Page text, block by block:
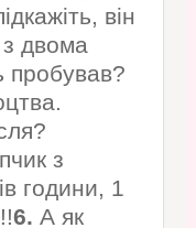
він
з двома
пробував?
з
години, 1
6. А як